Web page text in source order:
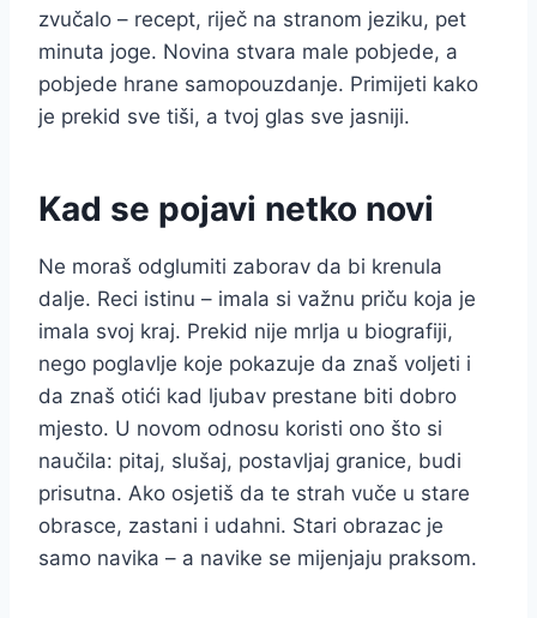
zvučalo – recept, riječ na stranom jeziku, pet
minuta joge. Novina stvara male pobjede, a
pobjede hrane samopouzdanje. Primijeti kako
je prekid sve tiši, a tvoj glas sve jasniji.
Kad se pojavi netko novi
Ne moraš odglumiti zaborav da bi krenula
dalje. Reci istinu – imala si važnu priču koja je
imala svoj kraj. Prekid nije mrlja u biografiji,
nego poglavlje koje pokazuje da znaš voljeti i
da znaš otići kad ljubav prestane biti dobro
mjesto. U novom odnosu koristi ono što si
naučila: pitaj, slušaj, postavljaj granice, budi
prisutna. Ako osjetiš da te strah vuče u stare
obrasce, zastani i udahni. Stari obrazac je
samo navika – a navike se mijenjaju praksom.